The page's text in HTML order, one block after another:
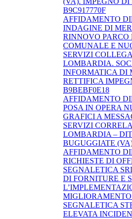
B9C917770F
AFFIDAMENTO
INDAGINE DI
RINNOVO PARCO
COMUNALE E
SERVIZI
LOMBARDIA.
INFORMATICA DI
RETTIFICA
B9BEBF0E18
AFFIDAMENTO
POSA IN OPERA
GRAFICI A
SERVIZI
LOMBARDIA –
BUGUGGIATE
AFFIDAMENTO
RICHIESTE DI
SEGNALETICA
DI FORNITURE E
SEGNALETICA
ELEVATA